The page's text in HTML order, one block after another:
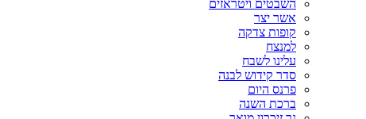
השבטים ויטראזים
אשר יצר
קופות צדקה
למנצח
עלינו לשבח
סדר קידוש לבנה
פרנס היום
ברכת השנה